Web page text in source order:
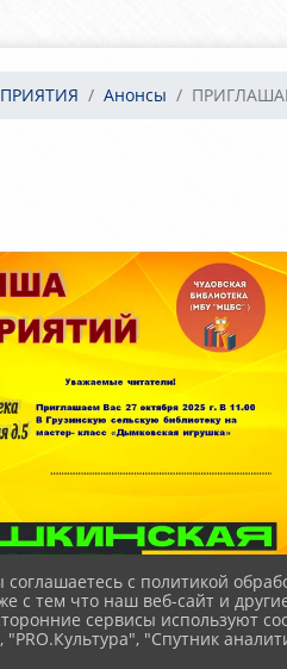
Анонсы
с политикой
с тем что наш веб-сайт и
сервисы используют
"Спутник